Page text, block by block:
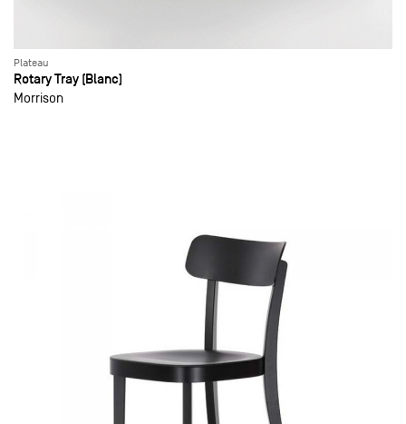
Plateau
Rotary Tray (Blanc)
Morrison